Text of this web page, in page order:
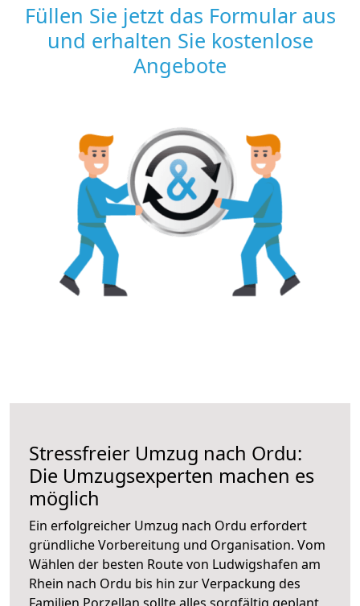
Füllen Sie jetzt das Formular aus
und erhalten Sie kostenlose
Angebote
Stressfreier Umzug nach Ordu:
Die Umzugsexperten machen es
möglich
Ein erfolgreicher Umzug nach Ordu erfordert
gründliche Vorbereitung und Organisation. Vom
Wählen der besten Route von Ludwigshafen am
Rhein nach Ordu bis hin zur Verpackung des